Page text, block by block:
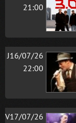
21:00
J16/07/26
22:00
V17/07/26